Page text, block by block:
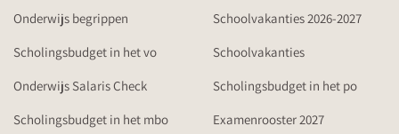
Onderwijs begrippen
Schoolvakanties 2026-2027
Scholingsbudget in het vo
Schoolvakanties
Onderwijs Salaris Check
Scholingsbudget in het po
Scholingsbudget in het mbo
Examenrooster 2027